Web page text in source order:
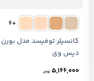
+6
کانسیلر توفیسد مدل بورن
دیس وی
5,166,000 تومان